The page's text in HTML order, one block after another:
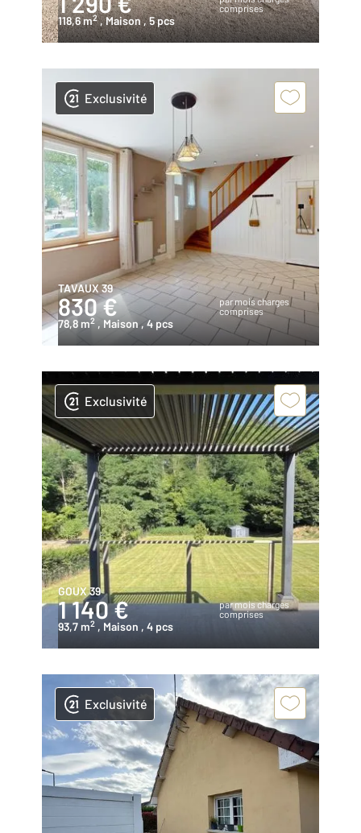
comprises
118,6 m2 , Maison , 5 pcs
Exclusivité
TAVAUX 39
830 €
par mois charges
comprises
78,8 m2 , Maison, 4 pcs
Exclusivité
GOUX 39
1 140 €
par mois charges
comprises
93,7 m2 , Maison , 4 pcs
Exclusivité